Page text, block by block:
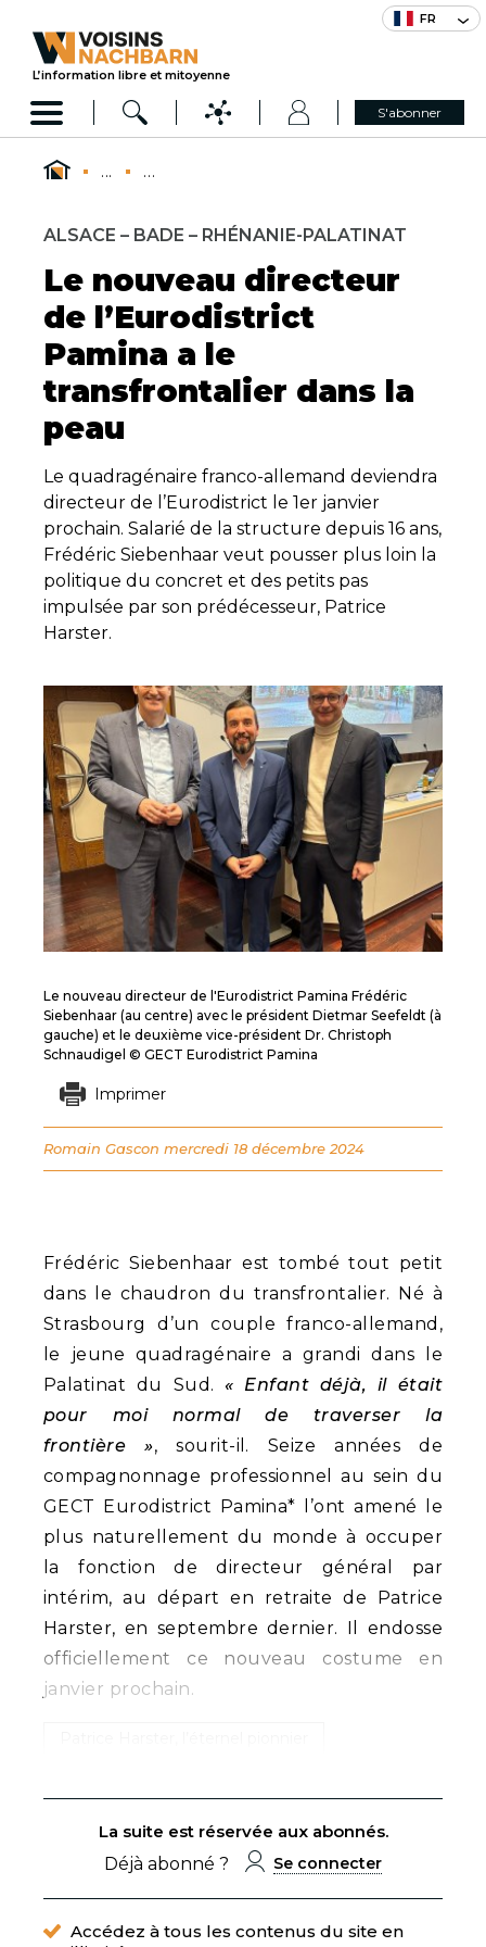
FR
L’information libre et mitoyenne
S'abonner
... ...
ALSACE – BADE – RHÉNANIE-PALATINAT
Le nouveau directeur
de l’Eurodistrict
Pamina a le
transfrontalier dans la
peau
Le quadragénaire franco-allemand deviendra
directeur de l’Eurodistrict le 1er janvier
prochain. Salarié de la structure depuis 16 ans,
Frédéric Siebenhaar veut pousser plus loin la
politique du concret et des petits pas
impulsée par son prédécesseur, Patrice
Harster.
Frédéric Siebenhaar est tombé tout petit
dans le chaudron du transfrontalier. Né à
Strasbourg d’un couple franco-allemand,
le jeune quadragénaire a grandi dans le
Palatinat du Sud. « Enfant déjà, il était
pour moi normal de traverser la
frontière », sourit-il. Seize années de
compagnonnage professionnel au sein du
GECT Eurodistrict Pamina* l’ont amené le
plus naturellement du monde à occuper
la fonction de directeur général par
intérim, au départ en retraite de Patrice
Harster, en septembre dernier. Il endosse
officiellement ce nouveau costume en
janvier prochain.
La suite est réservée aux abonnés.
Déjà abonné ?
Se connecter
Accédez à tous les contenus du site en
Le nouveau directeur de l'Eurodistrict Pamina Frédéric
Siebenhaar (au centre) avec le président Dietmar Seefeldt (à
gauche) et le deuxième vice-président Dr. Christoph
Schnaudigel © GECT Eurodistrict Pamina
Imprimer
Romain Gascon mercredi 18 décembre 2024